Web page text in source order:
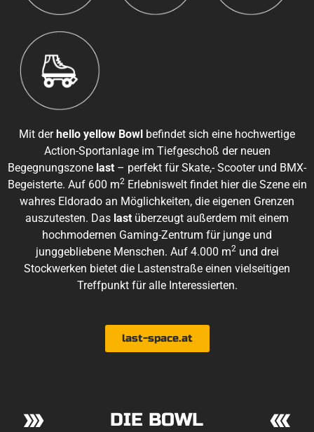
Mit der hello yellow Bowl befindet sich eine hochwertige
Action-Sportanlage im Tiefgeschoß der neuen
Begegnungszone last – perfekt für Skate,- Scooter und BMX-
Begeisterte. Auf 600 m2Erlebniswelt findet hier die Szene ein
wahres Eldorado an Möglichkeiten, die eigenen Grenzen
auszutesten. Das last überzeugt außerdem mit einem
hochmodernen Gaming-Zentrum für junge und
junggebliebene Menschen. Auf 4.000 m2und drei
Stockwerken bietet die Lastenstraße einen vielseitigen
Treffpunkt für alle Interessierten.
last-space.at
DIE BOWL